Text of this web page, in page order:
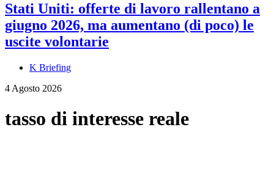
Stati Uniti: offerte di lavoro rallentano a
giugno 2026, ma aumentano (di poco) le
uscite volontarie
K Briefing
4 Agosto 2026
tasso di interesse reale